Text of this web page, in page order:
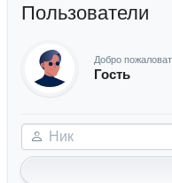
Пользователи
Добро
Гость
Ник